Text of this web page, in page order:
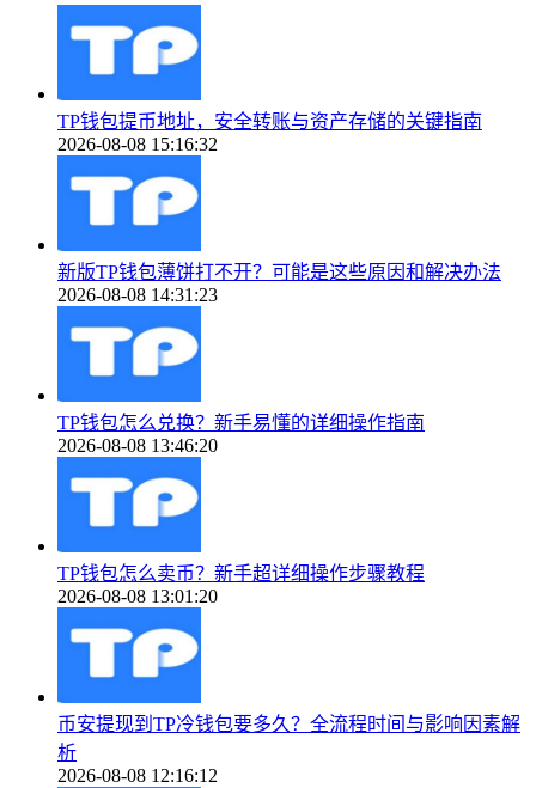
TP钱包提币地址，安全转账与资产存储的关键指南
2026-08-08 15:16:32
新版TP钱包薄饼打不开？可能是这些原因和解决办法
2026-08-08 14:31:23
TP钱包怎么兑换？新手易懂的详细操作指南
2026-08-08 13:46:20
TP钱包怎么卖币？新手超详细操作步骤教程
2026-08-08 13:01:20
币安提现到TP冷钱包要多久？全流程时间与影响因素解
析
2026-08-08 12:16:12